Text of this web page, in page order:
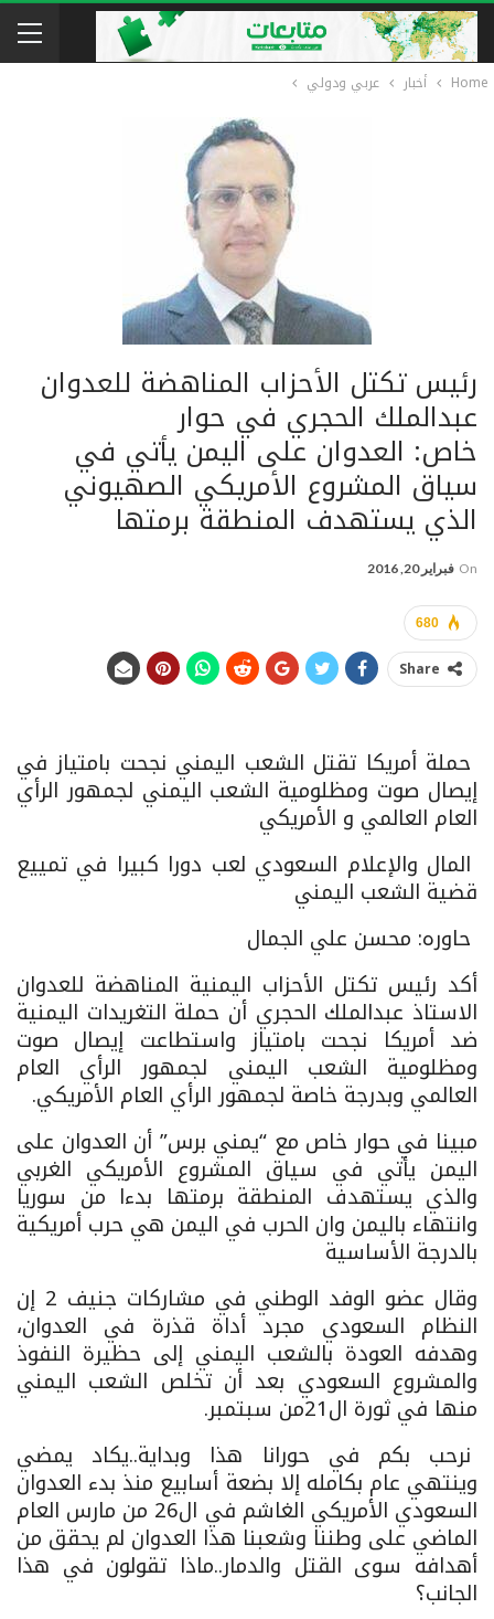
Home أخبار عربي ودولي
رئيس تكتل الأحزاب المناهضة للعدوان
عبدالملك الحجري في حوار
خاص: العدوان على اليمن يأتي في
سياق المشروع الأمريكي الصهيوني
الذي يستهدف المنطقة برمتها
On فبراير 20, 2016
680
Share
حملة أمريكا تقتل الشعب اليمني نجحت بامتياز في
إيصال صوت ومظلومية الشعب اليمني لجمهور الرأي
العام العالمي و الأمريكي
المال والإعلام السعودي لعب دورا كبيرا في تمييع
قضية الشعب اليمني
حاوره: محسن علي الجمال
أكد رئيس تكتل الأحزاب اليمنية المناهضة للعدوان
الاستاذ عبدالملك الحجري أن حملة التغريدات اليمنية
ضد أمريكا نجحت بامتياز واستطاعت إيصال صوت
ومظلومية الشعب اليمني لجمهور الرأي العام
العالمي وبدرجة خاصة لجمهور الرأي العام الأمريكي.
مبينا في حوار خاص مع “يمني برس” أن العدوان على
اليمن يأتي في سياق المشروع الأمريكي الغربي
والذي يستهدف المنطقة برمتها بدءا من سوريا
وانتهاء باليمن وان الحرب في اليمن هي حرب أمريكية
بالدرجة الأساسية
وقال عضو الوفد الوطني في مشاركات جنيف 2 إن
النظام السعودي مجرد أداة قذرة في العدوان،
وهدفه العودة بالشعب اليمني إلى حظيرة النفوذ
والمشروع السعودي بعد أن تخلص الشعب اليمني
منها في ثورة ال21من سبتمبر.
نرحب بكم في حورانا هذا وبداية..يكاد يمضي
وينتهي عام بكامله إلا بضعة أسابيع منذ بدء العدوان
السعودي الأمريكي الغاشم في ال26 من مارس العام
الماضي على وطننا وشعبنا هذا العدوان لم يحقق من
أهدافه سوى القتل والدمار..ماذا تقولون في هذا
الجانب؟